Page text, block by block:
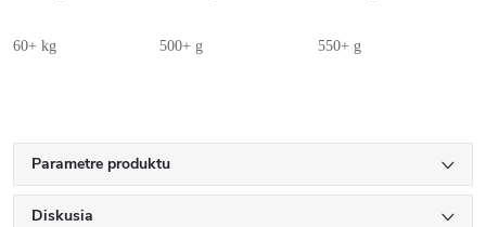
60+ kg 500+ g 550+ g
Parametre produktu
Diskusia